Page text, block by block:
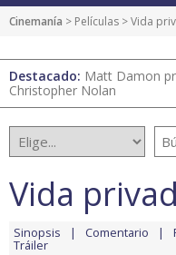
Cinemanía > Películas > Vida
Destacado: Matt Damon
Christopher Nolan
Vida
Sinopsis Comentario
Tráiler